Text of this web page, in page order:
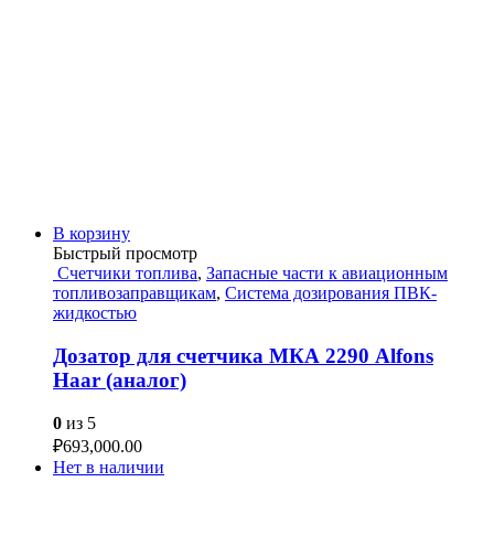
В корзину
Быстрый просмотр
Счетчики топлива, Запасные части к авиационным
топливозаправщикам, Система дозирования ПВК-
жидкостью
Дозатор для счетчика МКА 2290 Alfons
Haar (аналог)
0 из 5
₽693,000.00
Нет в наличии